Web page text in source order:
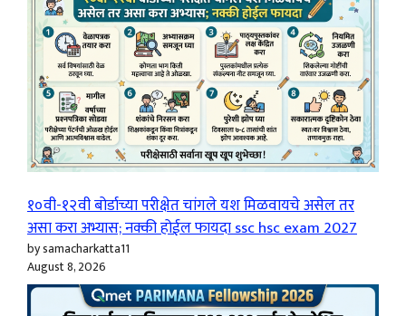
१०वी-१२वी बोर्डाच्या परीक्षेत चांगले यश मिळवायचे असेल तर
असा करा अभ्यास; नक्की होईल फायदा ssc hsc exam 2027
by samacharkatta11
August 8, 2026